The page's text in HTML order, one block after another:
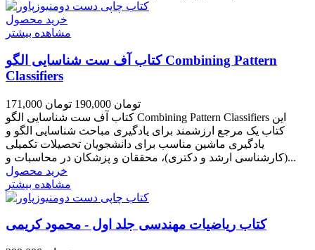
خرید محصول
مشاهده بیشتر
کتاب آف ست شناسایی الگو Combining Pattern
Classifiers
171,000 تومان 190,000 تومان
کتاب آف ست شناسایی الگو Combining Pattern Classifiers این
کتاب یک مرجع ارزشمند برای یادگیری مباحث شناسایی الگو و
یادگیری ماشین مناسب برای دانشجویان تحصیلات تکمیلی
(کارشناسی ارشد و دکتری)، محققان و پزشکان در محاسبات و...
خرید محصول
مشاهده بیشتر
کتاب ریاضیات مهندسی جلد اول - محمود کریمی